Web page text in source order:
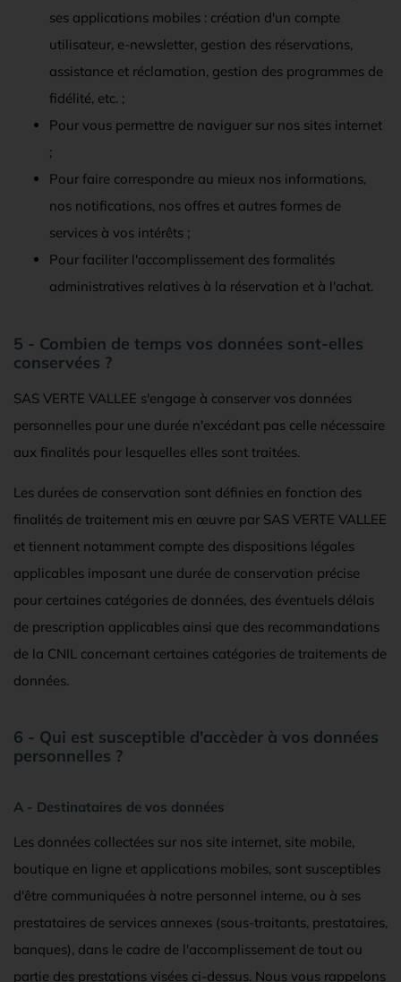
ses applications mobiles : création d'un compte
utilisateur, e-newsletter, gestion des réservations,
assistance et réclamation, gestion des programmes de
fidélité, etc. ;
Pour vous permettre de naviguer sur nos sites internet
;
Pour faire correspondre au mieux nos informations,
nos notifications, nos offres et autres formes de
services à vos intérêts ;
Pour faciliter l'accomplissement des formalités
administratives relatives à la réservation et à l'achat.
5 - Combien de temps vos données sont-elles
conservées ?
SAS VERTE VALLEE s'engage à conserver vos données
personnelles pour une durée n'excédant pas celle nécessaire
aux finalités pour lesquelles elles sont traitées.
Les durées de conservation sont définies en fonction des
finalités de traitement mis en œuvre par SAS VERTE VALLEE
et tiennent notamment compte des dispositions légales
applicables imposant une durée de conservation précise
pour certaines catégories de données, des éventuels délais
de prescription applicables ainsi que des recommandations
de la CNIL concernant certaines catégories de traitements de
données.
6 - Qui est susceptible d'accèder à vos données
personnelles ?
A - Destinataires de vos données
Les données collectées sur nos site internet, site mobile,
boutique en ligne et applications mobiles, sont susceptibles
d'être communiquées à notre personnel interne, ou à ses
prestataires de services annexes (sous-traitants, prestataires,
banques), dans le cadre de l'accomplissement de tout ou
partie des prestations visées ci-dessus. Nous vous rappelons